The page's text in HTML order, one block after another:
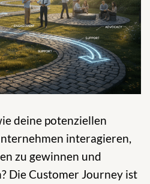
deine potenziellen
interagieren,
zu gewinnen und
Die Customer Journey ist